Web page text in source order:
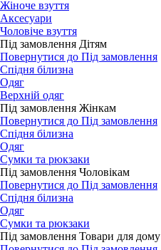
Жіноче взуття
Аксесуари
Чоловіче взуття
Під замовлення Дітям
Повернутися до Під замовлення
Спідня білизна
Одяг
Верхній одяг
Під замовлення Жінкам
Повернутися до Під замовлення
Спідня білизна
Одяг
Сумки та рюкзаки
Під замовлення Чоловікам
Повернутися до Під замовлення
Спідня білизна
Одяг
Сумки та рюкзаки
Під замовлення Товари для дому